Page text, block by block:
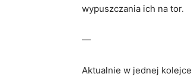
wypuszczania ich na tor.
—
Aktualnie w jednej